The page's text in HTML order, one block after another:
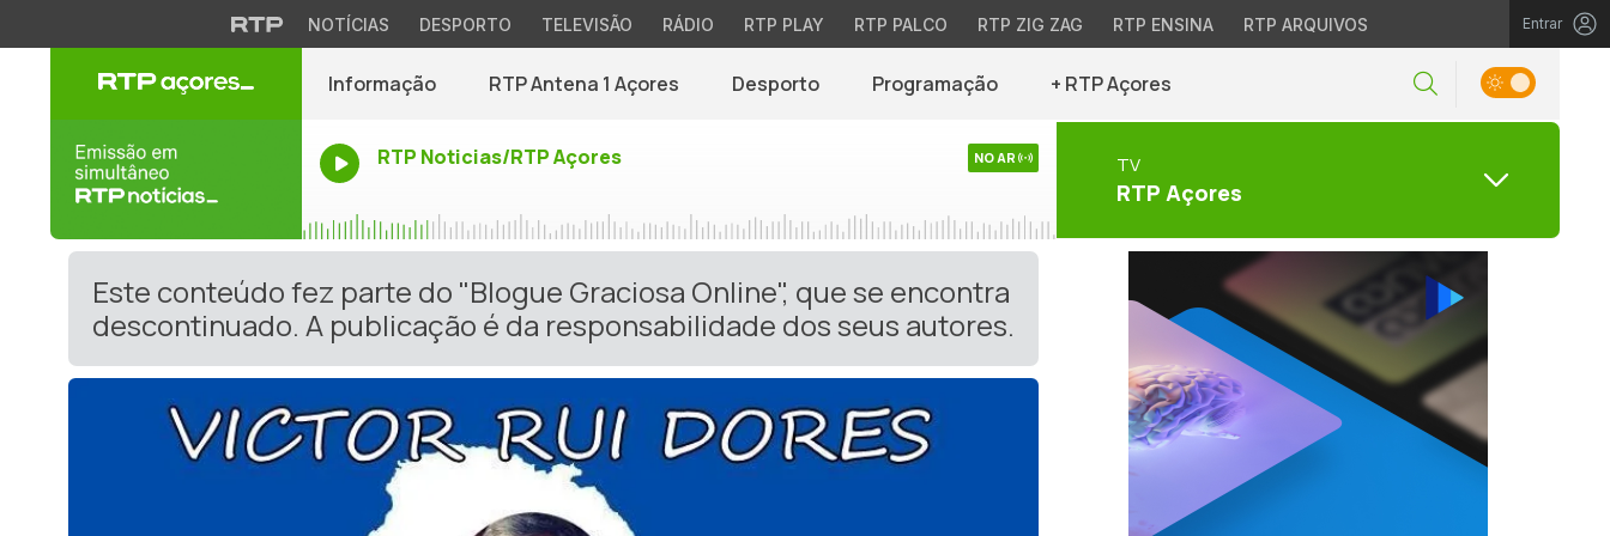
NOTÍCIAS DESPORTO TELEVISÃO RÁDIO RTP PLAY RTP PALCO RTP ZIG ZAG RTP ENSINA RTP ARQUIVOS Entrar
Informação RTP Antena 1 Açores Desporto Programação + RTP Açores
RTP Noticias/RTP Açores NO AR TV
RTP Açores
Este conteúdo fez parte do "Blogue Graciosa Online", que se encontra
descontinuado. A publicação é da responsabilidade dos seus autores.